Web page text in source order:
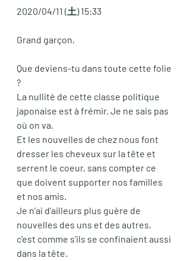
2020/04/11 (土) 15:33
Grand garçon,
Que deviens-tu dans toute cette folie
?
La nullité de cette classe politique
japonaise est à frémir. Je ne sais pas
où on va.
Et les nouvelles de chez nous font
dresser les cheveux sur la tête et
serrent le coeur, sans compter ce
que doivent supporter nos familles
et nos amis.
Je n'ai d'ailleurs plus guère de
nouvelles des uns et des autres,
c'est comme s'ils se confinaient aussi
dans la tête.